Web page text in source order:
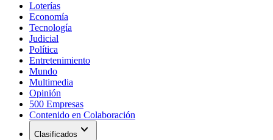
Loterías
Economía
Tecnología
Judicial
Política
Entretenimiento
Mundo
Multimedia
Opinión
500 Empresas
Contenido en Colaboración
Clasificados expand_more